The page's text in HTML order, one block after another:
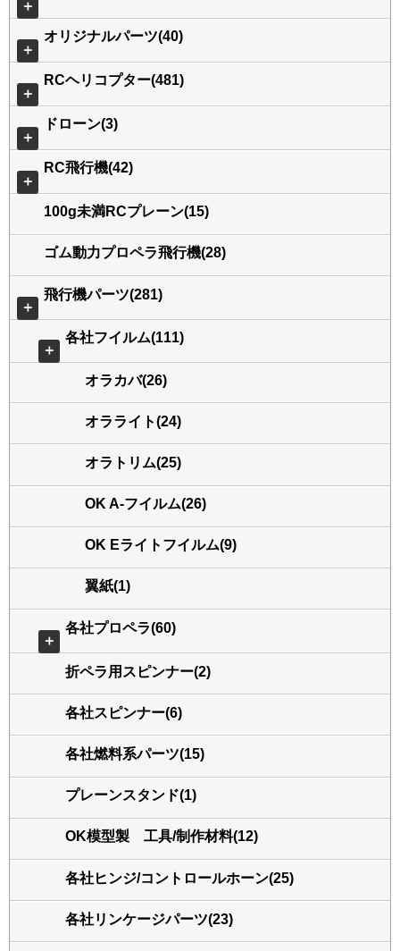
＋
＋
オリジナルパーツ(40)
＋
RCヘリコプター(481)
＋
ドローン(3)
＋
RC飛行機(42)
100g未満RCプレーン(15)
ゴム動力プロペラ飛行機(28)
＋
飛行機パーツ(281)
＋
各社フイルム(111)
オラカバ(26)
オラライト(24)
オラトリム(25)
OK A-フイルム(26)
OK Eライトフイルム(9)
翼紙(1)
＋
各社プロペラ(60)
折ペラ用スピンナー(2)
各社スピンナー(6)
各社燃料系パーツ(15)
プレーンスタンド(1)
OK模型製 工具/制作材料(12)
各社ヒンジ/コントロールホーン(25)
各社リンケージパーツ(23)